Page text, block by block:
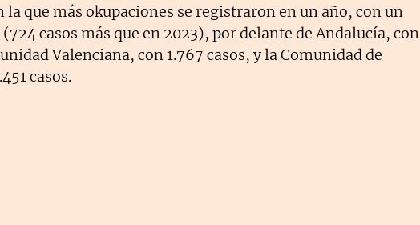
la que más okupaciones se registraron en un año, con un
casos más que en 2023), por delante de Andalucía, con
Valenciana, con 1.767 casos, y la Comunidad de
casos.